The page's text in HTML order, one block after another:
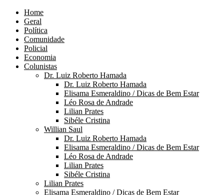
Home
Geral
Política
Comunidade
Policial
Economia
Colunistas
Dr. Luiz Roberto Hamada
Dr. Luiz Roberto Hamada
Elisama Esmeraldino / Dicas de Bem Estar
Léo Rosa de Andrade
Lilian Prates
Sibéle Cristina
Willian Saul
Dr. Luiz Roberto Hamada
Elisama Esmeraldino / Dicas de Bem Estar
Léo Rosa de Andrade
Lilian Prates
Sibéle Cristina
Lilian Prates
Elisama Esmeraldino / Dicas de Bem Estar